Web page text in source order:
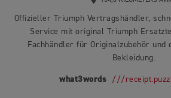
Offizieller Triumph Vertragshändler,
Service mit original Triumph
Fachhändler für Originalzubehör und
Bekleidung.
what3words ///